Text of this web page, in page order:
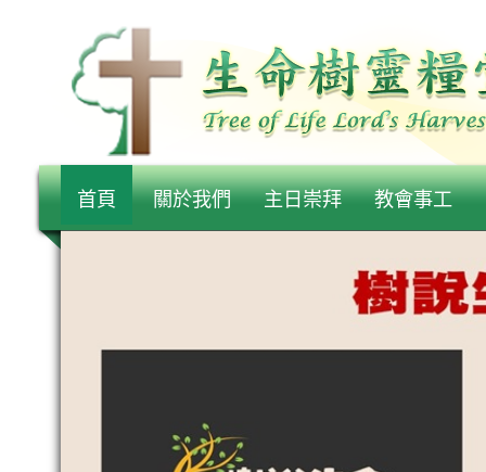
首頁 關於我們 主日崇拜 教會事工